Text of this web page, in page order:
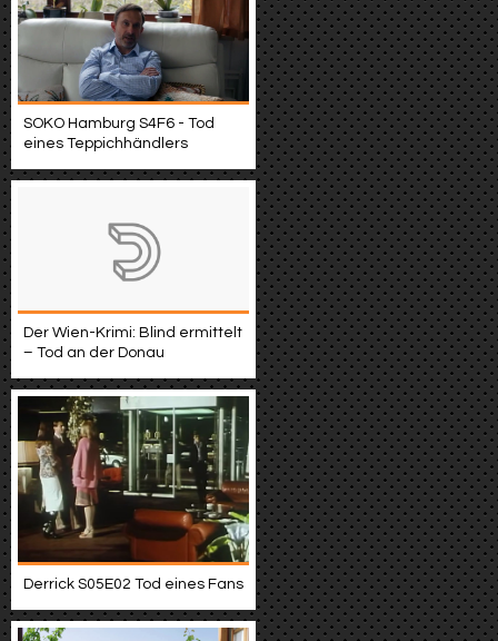
SOKO Hamburg S4F6 - Tod
eines Teppichhändlers
Der Wien-Krimi: Blind ermittelt
– Tod an der Donau
Derrick S05E02 Tod eines Fans